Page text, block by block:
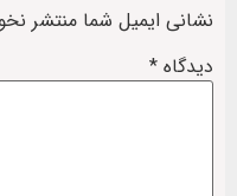
نشانی ایمیل شما منتشر
دیدگاه *